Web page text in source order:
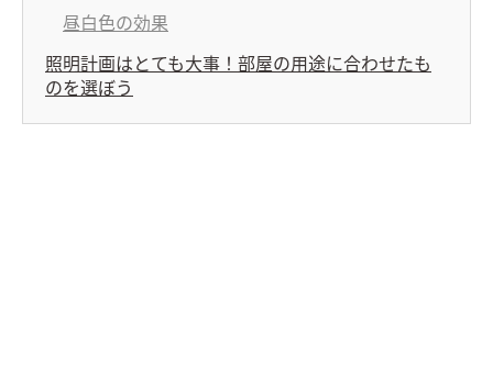
昼白色の効果
照明計画はとても大事！部屋の用途に合わせたも
のを選ぼう